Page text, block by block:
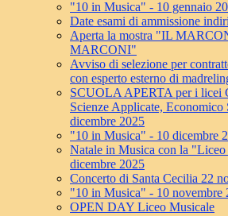
"10 in Musica" - 10 gennaio
Date esami di ammissione
Aperta la mostra "IL
MARCONI"
Avviso di selezione per
con esperto esterno di
SCUOLA APERTA per i licei
Scienze Applicate, Economico
dicembre 2025
"10 in Musica" - 10 dicembre
Natale in Musica con la
dicembre 2025
Concerto di Santa Cecilia 22
"10 in Musica" - 10 novembre
OPEN DAY Liceo Musicale